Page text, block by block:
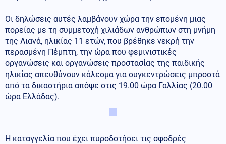
Οι δηλώσεις αυτές λαμβάνουν χώρα την επομένη μιας
πορείας με τη συμμετοχή χιλιάδων ανθρώπων στη μνήμη
της Λιανά, ηλικίας 11 ετών, που βρέθηκε νεκρή την
περασμένη Πέμπτη, την ώρα που φεμινιστικές
οργανώσεις και οργανώσεις προστασίας της παιδικής
ηλικίας απευθύνουν κάλεσμα για συγκεντρώσεις μπροστά
από τα δικαστήρια απόψε στις 19.00 ώρα Γαλλίας (20.00
ώρα Ελλάδας).
Η καταγγελία που έχει πυροδοτήσει τις σφοδρές